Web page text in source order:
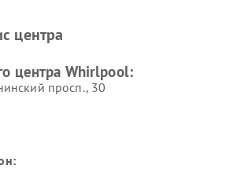
центра
центра Whirlpool:
просп., 30